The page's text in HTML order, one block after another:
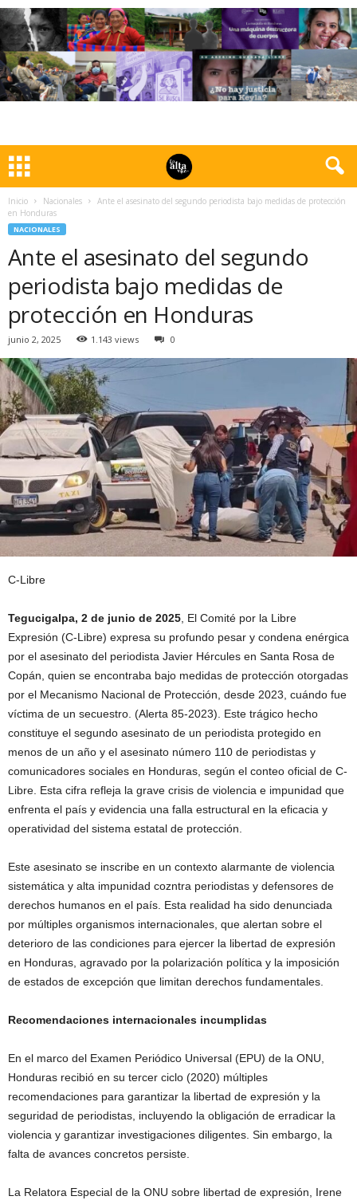
Inicio Nacionales
Ante el asesinato del segundo periodista bajo medidas de protección
en Honduras
NACIONALES
Ante el asesinato del segundo
periodista bajo medidas de
protección en Honduras
junio 2, 2025 1.143 views 0
C-Libre
Tegucigalpa, 2 de junio de 2025 , El Comité por la Libre
Expresión (C-Libre) expresa su profundo pesar y condena enérgica
por el asesinato del periodista Javier Hércules en Santa Rosa de
Copán, quien se encontraba bajo medidas de protección otorgadas
por el Mecanismo Nacional de Protección, desde 2023, cuándo fue
víctima de un secuestro. (Alerta 85-2023). Este trágico hecho
constituye el segundo asesinato de un periodista protegido en
menos de un año y el asesinato número 110 de periodistas y
comunicadores sociales en Honduras, según el conteo oficial de C-
Libre. Esta cifra refleja la grave crisis de violencia e impunidad que
enfrenta el país y evidencia una falla estructural en la eficacia y
operatividad del sistema estatal de protección.
Este asesinato se inscribe en un contexto alarmante de violencia
sistemática y alta impunidad cozntra periodistas y defensores de
derechos humanos en el país. Esta realidad ha sido denunciada
por múltiples organismos internacionales, que alertan sobre el
deterioro de las condiciones para ejercer la libertad de expresión
en Honduras, agravado por la polarización política y la imposición
de estados de excepción que limitan derechos fundamentales.
Recomendaciones internacionales incumplidas
En el marco del Examen Periódico Universal (EPU) de la ONU,
Honduras recibió en su tercer ciclo (2020) múltiples
recomendaciones para garantizar la libertad de expresión y la
seguridad de periodistas, incluyendo la obligación de erradicar la
violencia y garantizar investigaciones diligentes. Sin embargo, la
falta de avances concretos persiste.
La Relatora Especial de la ONU sobre libertad de expresión, Irene